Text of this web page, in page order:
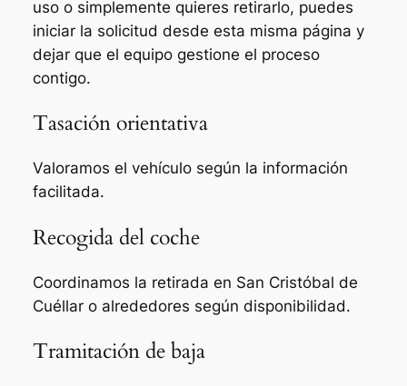
uso o simplemente quieres retirarlo, puedes
iniciar la solicitud desde esta misma página y
dejar que el equipo gestione el proceso
contigo.
Tasación orientativa
Valoramos el vehículo según la información
facilitada.
Recogida del coche
Coordinamos la retirada en San Cristóbal de
Cuéllar o alrededores según disponibilidad.
Tramitación de baja